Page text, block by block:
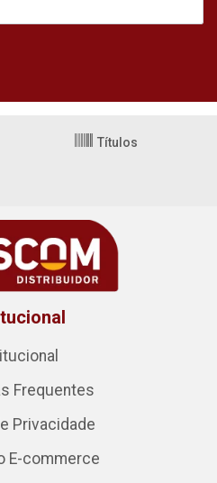
Títulos
Frequentes
Privacidade
E-commerce